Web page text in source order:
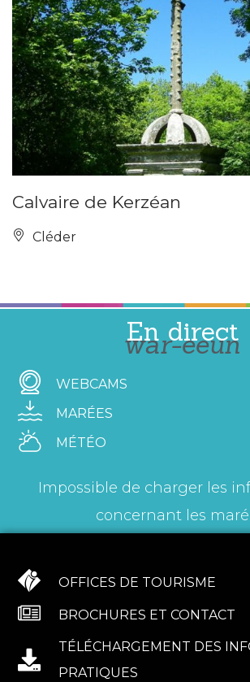
Calvaire de Kerzéan
Cléder
En direct
war-eeun
WEBCAMS
MARÉES
MÉTÉO
Impossible de charger les
concernant les
OFFICES DE TOURISME
BROCHURES ET CONTACT
TÉLÉCHARGEMENT DES
PRATIQUES